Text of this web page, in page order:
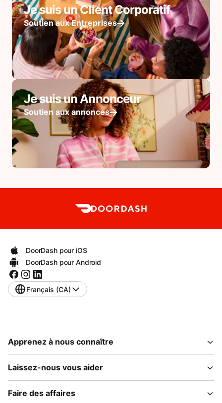
Je suis un Client Corporatif
Soutien aux Entreprises
Je suis un Annonceur
Soutien aux annonces
DoorDash pour iOS
DoorDash pour Android
Français (CA)
Apprenez à nous connaître
Laissez-nous vous aider
Faire des affaires